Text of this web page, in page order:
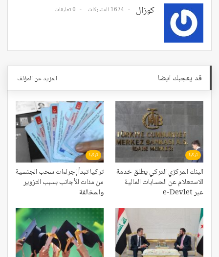
كوزال 1674 المشاركات 0 تعليقات
قد يعجبك ايضا المزيد عن المؤلف
تركيا
البنك المركزي التركي يطلق خدمة
الاستعلام عن الحسابات المالية
عبر e-Devlet
تركيا
تركيا تبدأ إجراءات سحب الجنسية
من مئات الأجانب بسبب التزوير
والمخالفة